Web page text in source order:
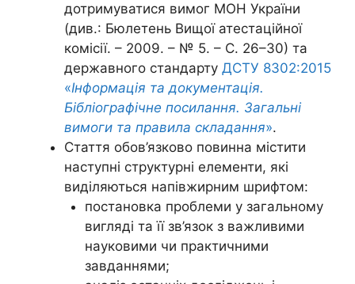
дотримуватися вимог МОН України
(див.: Бюлетень Вищої атестаційної
комісії. – 2009. – № 5. – С. 26–30) та
державного стандарту ДСТУ 8302:2015
«Інформація та документація.
Бібліографічне посилання. Загальні
вимоги та правила складання».
Стаття обов’язково повинна містити
наступні структурні елементи, які
виділяються напівжирним шрифтом:
постановка проблеми у загальному
вигляді та її зв’язок з важливими
науковими чи практичними
завданнями;